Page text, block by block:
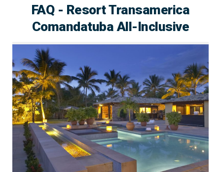
FAQ - Resort Transamerica
Comandatuba All-Inclusive